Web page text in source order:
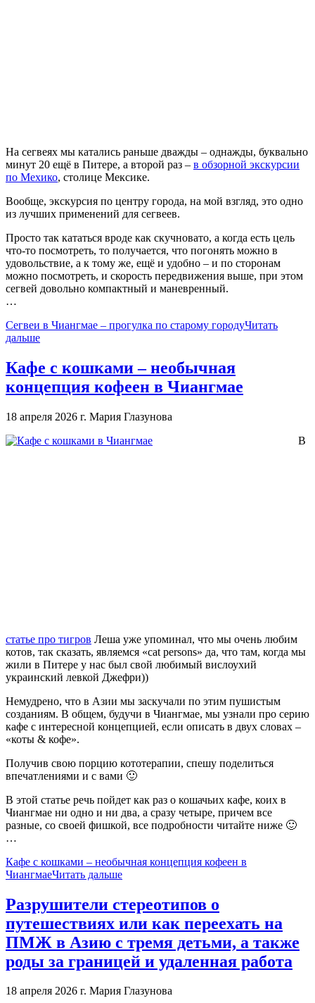
На сегвеях мы катались раньше дважды – однажды, буквально
минут 20 ещё в Питере, а второй раз – в обзорной экскурсии
по Мехико, столице Мексике.
Вообще, экскурсия по центру города, на мой взгляд, это одно
из лучших применений для сегвеев.
Просто так кататься вроде как скучновато, а когда есть цель
что-то посмотреть, то получается, что погонять можно в
удовольствие, а к тому же, ещё и удобно – и по сторонам
можно посмотреть, и скорость передвижения выше, при этом
сегвей довольно компактный и маневренный.
…
Сегвеи в Чиангмае – прогулка по старому городуЧитать
дальше
Кафе с кошками – необычная
концепция кофеен в Чиангмае
18 апреля 2026 г. Мария Глазунова
В
статье про тигров Леша уже упоминал, что мы очень любим
котов, так сказать, являемся «cat persons» да, что там, когда мы
жили в Питере у нас был свой любимый вислоухий
украинский левкой Джефри))
Немудрено, что в Азии мы заскучали по этим пушистым
созданиям. В общем, будучи в Чиангмае, мы узнали про серию
кафе с интересной концепцией, если описать в двух словах –
«коты & кофе».
Получив свою порцию кототерапии, спешу поделиться
впечатлениями и с вами 🙂
В этой статье речь пойдет как раз о кошачьих кафе, коих в
Чиангмае ни одно и ни два, а сразу четыре, причем все
разные, со своей фишкой, все подробности читайте ниже 🙂
…
Кафе с кошками – необычная концепция кофеен в
ЧиангмаеЧитать дальше
Разрушители стереотипов о
путешествиях или как переехать на
ПМЖ в Азию с тремя детьми, а также
роды за границей и удаленная работа
18 апреля 2026 г. Мария Глазунова